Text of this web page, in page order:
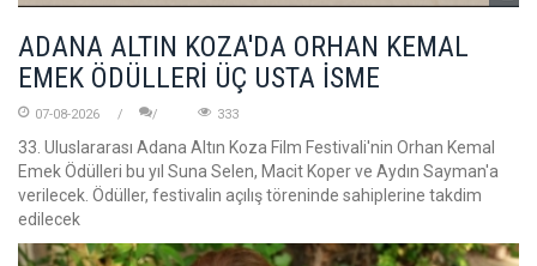
ADANA ALTIN KOZA'DA ORHAN KEMAL
EMEK ÖDÜLLERİ ÜÇ USTA İSME
07-08-2026 333
33. Uluslararası Adana Altın Koza Film Festivali'nin Orhan Kemal
Emek Ödülleri bu yıl Suna Selen, Macit Koper ve Aydın Sayman'a
verilecek. Ödüller, festivalin açılış töreninde sahiplerine takdim
edilecek